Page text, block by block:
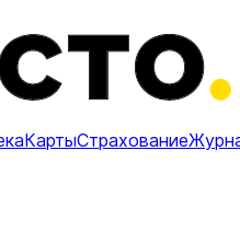
КартыСтрахование